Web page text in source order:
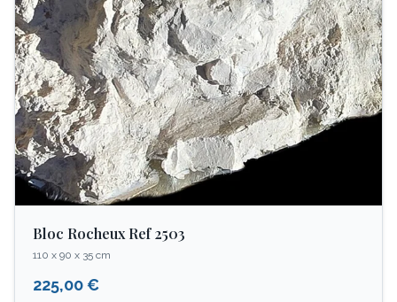
Bloc Rocheux Ref 2503
110 x 90 x 35 cm
225,00 €